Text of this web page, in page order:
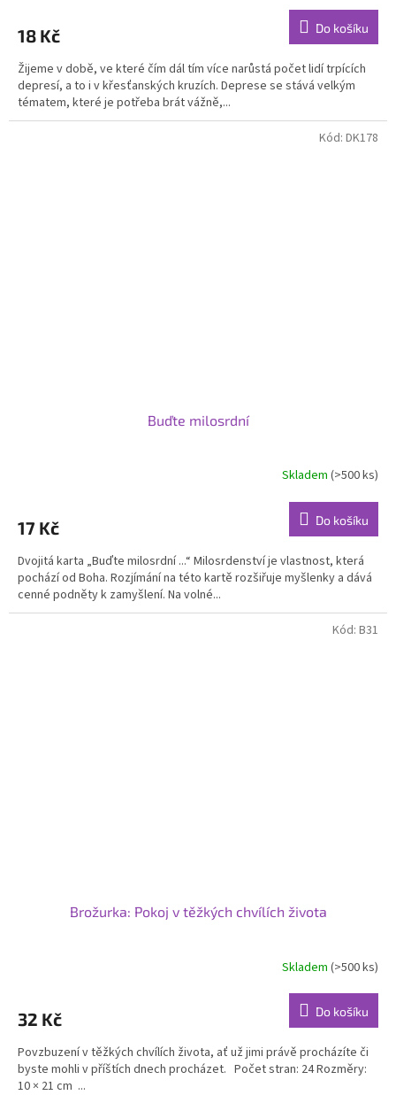
18 Kč Do košíku
Žijeme v době, ve které čím dál tím více narůstá počet lidí trpících
depresí, a to i v křesťanských kruzích. Deprese se stává velkým
tématem, které je potřeba brát vážně,...
Buďte milosrdní
Skladem (>500 ks)
17 Kč Do košíku
Dvojitá karta „Buďte milosrdní ...“ Milosrdenství je vlastnost, která
pochází od Boha. Rozjímání na této kartě rozšiřuje myšlenky a dává
cenné podněty k zamyšlení. Na volné...
Kód: DK178
Brožurka: Pokoj v těžkých chvílích života
je
z
5
hvězdiček.
Skladem(>500 ks)
32 Kč Do košíku
Povzbuzení v těžkých chvílích života, ať už jimi právě procházíte či
byste mohli v příštích dnech procházet. Počet stran: 24 Rozměry:
10 × 21 cm ...
Kód: B31